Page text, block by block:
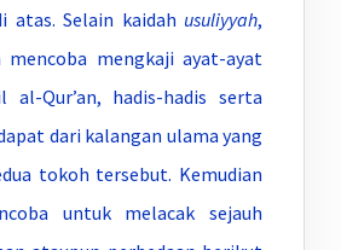
atas. Selain kaidah usuliyyah,
mencoba mengkaji ayat-ayat
Qur’an, hadis-hadis serta
dari kalangan ulama yang
tokoh tersebut. Kemudian
untuk melacak sejauh